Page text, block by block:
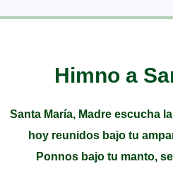
Himno a
Santa María, Madre escucha
hoy reunidos bajo tu
Ponnos bajo tu manto,